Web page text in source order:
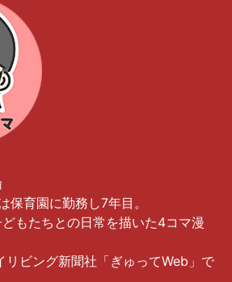
保育園に勤務し7年目。
もたちとの日常を描いた4コマ漫
リビング新聞社「ぎゅってWeb」で